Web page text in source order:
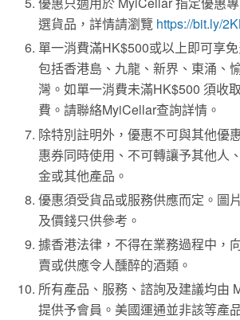
選貨品，詳情請瀏覽 https://bit.ly/
單一消費滿HK$500或以上即可享免
包括香港島、九龍、新界、東涌、
灣。如單一消費未滿HK$500 須收
費。請聯絡MyiCellar查詢詳情。
除特別註明外，優惠不可與其他優
惠券同時使用、不可轉讓予其他人
金或其他產品。
優惠須受貨品或服務供應而定。圖
及價錢只供參考。
據香港法律，不得在業務過程中，
賣或供應令人醺醉的酒類。
所有產品、服務、諮詢及建議均由
提供予會員。美國運通並非該等產